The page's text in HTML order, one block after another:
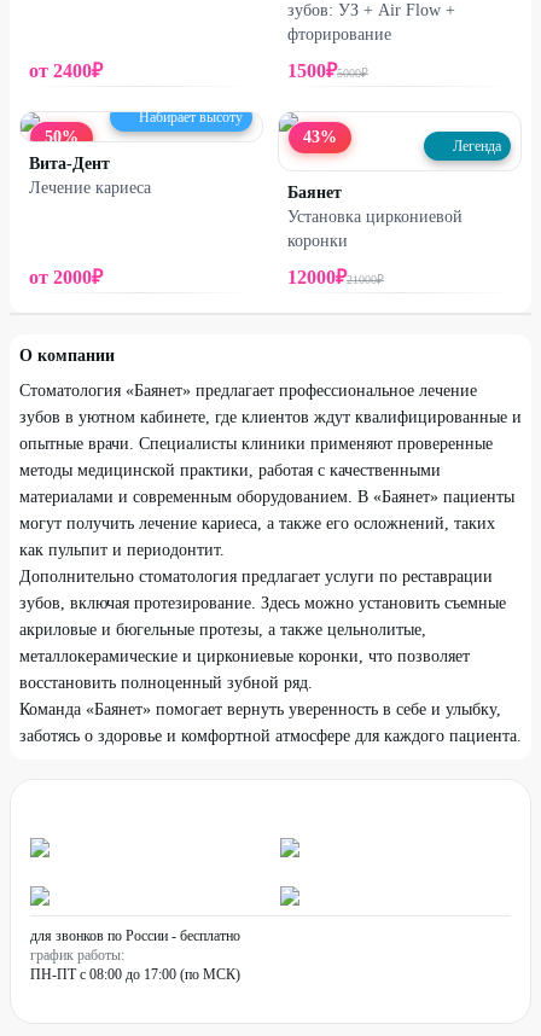
от 2400₽
зубов: УЗ + Air Flow +
фторирование
1500₽5000₽
50%
Набирает высоту
Вита-Дент
Лечение кариеса
от 2000₽
43% Легенда
Баянет
Установка циркониевой
коронки
12000₽21000₽
О компании
Стоматология «Баянет» предлагает профессиональное лечение
зубов в уютном кабинете, где клиентов ждут квалифицированные и
опытные врачи. Специалисты клиники применяют проверенные
методы медицинской практики, работая с качественными
материалами и современным оборудованием. В «Баянет» пациенты
могут получить лечение кариеса, а также его осложнений, таких
как пульпит и периодонтит.
Дополнительно стоматология предлагает услуги по реставрации
зубов, включая протезирование. Здесь можно установить съемные
акриловые и бюгельные протезы, а также цельнолитые,
металлокерамические и циркониевые коронки, что позволяет
восстановить полноценный зубной ряд.
Команда «Баянет» помогает вернуть уверенность в себе и улыбку,
заботясь о здоровье и комфортной атмосфере для каждого пациента.
для звонков по России - бесплатно
график работы:
ПН-ПТ с 08:00 до 17:00 (по МСК)